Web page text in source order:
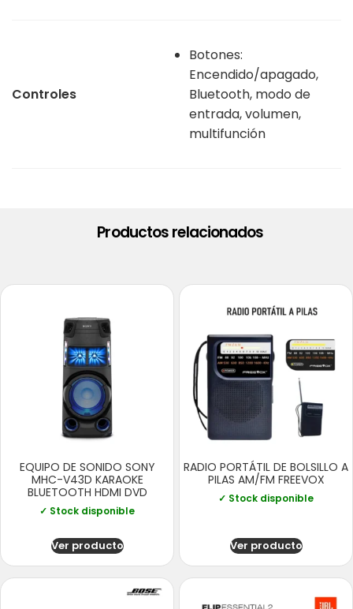
Controles
Botones:
Encendido/apagado,
Bluetooth, modo de
entrada, volumen,
multifunción
Productos relacionados
EQUIPO DE SONIDO SONY
MHC-V43D KARAOKE
BLUETOOTH HDMI DVD
✓ Stock disponible
Ver producto
RADIO PORTÁTIL DE BOLSILLO A
PILAS AM/FM FREEVOX
✓ Stock disponible
Ver producto